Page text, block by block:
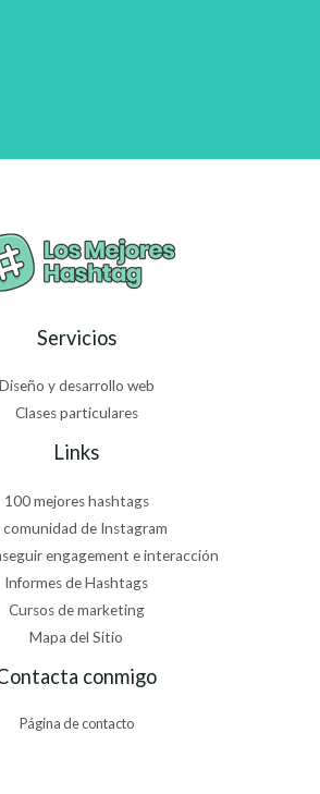
Servicios
Diseño y desarrollo web
Clases particulares
Links
100 mejores hashtags
comunidad de Instagram
engagement e interacción
Informes de Hashtags
Cursos de marketing
Mapa del Sitio
conmigo
Página de contacto